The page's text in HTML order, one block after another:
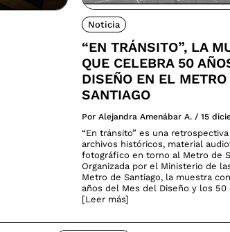
Noticia
“EN TRÁNSITO”, LA
QUE CELEBRA 50
DISEÑO EN EL METRO
SANTIAGO
Por Alejandra Amenábar A. / 15
“En tránsito” es una
archivos históricos, material
fotográfico en torno al Metro de
Organizada por el Ministerio de
Metro de Santiago, la muestra
años del Mes del Diseño y los 50
[Leer más]